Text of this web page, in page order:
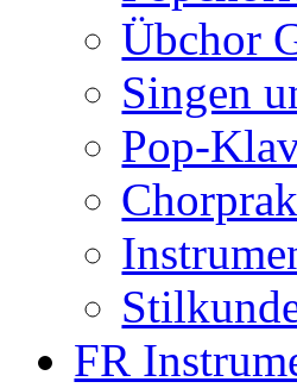
Übchor
Singen
Pop-
FR